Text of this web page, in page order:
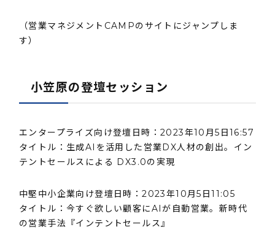
（営業マネジメントCAMPのサイトにジャンプしま
す）
小笠原の登壇セッション
エンタープライズ向け登壇日時：2023年10月5日16:57
タイトル：生成AIを活用した営業DX人材の創出。イン
テントセールスによる DX3.0の実現
中堅中小企業向け登壇日時：2023年10月5日11:05
タイトル：今すぐ欲しい顧客にAIが自動営業。新時代
の営業手法『インテントセールス』